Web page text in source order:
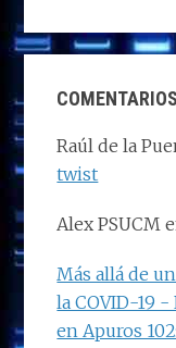
Raúl de la
twist
Alex PSUCM
Más allá de
la COVID-19 -
en Apuros